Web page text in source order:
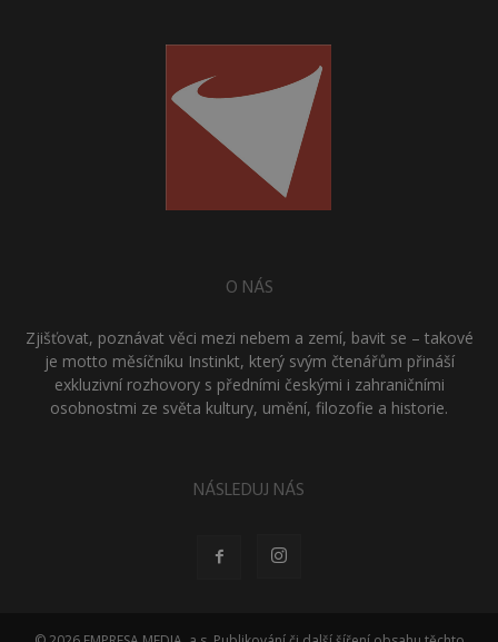
O NÁS
Zjišťovat, poznávat věci mezi nebem a zemí, bavit se – takové
je motto měsíčníku Instinkt, který svým čtenářům přináší
exkluzivní rozhovory s předními českými i zahraničními
osobnostmi ze světa kultury, umění, filozofie a historie.
NÁSLEDUJ NÁS